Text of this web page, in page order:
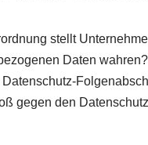
stellt
Daten
gegen den